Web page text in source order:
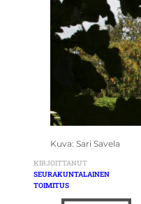
Kuva: Sari Savela
KIRJOITTANUT
SEURAKUNTALAINEN
TOIMITUS